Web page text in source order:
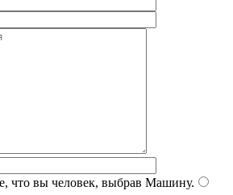
что вы человек, выбрав Машину.